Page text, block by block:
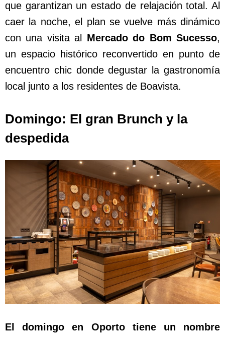
que garantizan un estado de relajación total. Al
caer la noche, el plan se vuelve más dinámico
con una visita al Mercado do Bom Sucesso,
un espacio histórico reconvertido en punto de
encuentro chic donde degustar la gastronomía
local junto a los residentes de Boavista.
Domingo: El gran Brunch y la
despedida
El domingo en Oporto tiene un nombre